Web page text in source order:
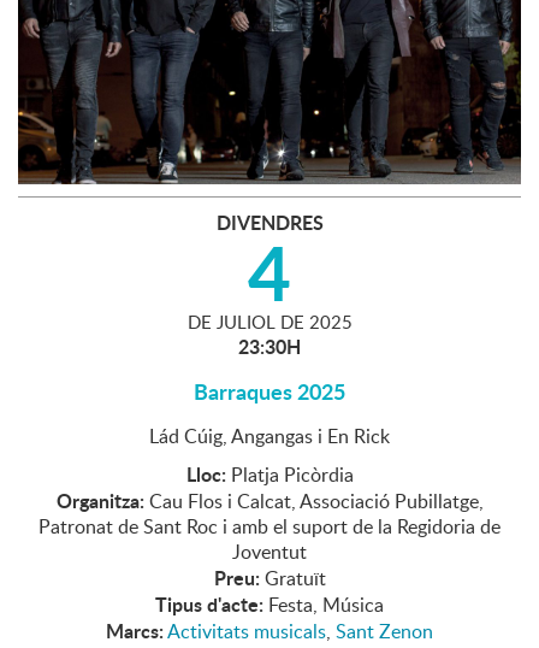
DIVENDRES
4
DE JULIOL DE 2025
23:30H
Barraques 2025
Lád Cúig, Angangas i En Rick
Lloc: Platja Picòrdia
Organitza: Cau Flos i Calcat, Associació Pubillatge,
Patronat de Sant Roc i amb el suport de la Regidoria de
Joventut
Preu: Gratuït
Tipus d'acte: Festa, Música
Marcs:Activitats musicals, Sant Zenon